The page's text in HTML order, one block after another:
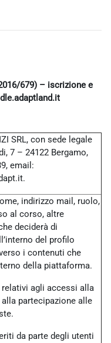
679) – iscrizione e
SRL, con sede legale
7 – 24122 Bergamo,
email:
indirizzo mail, ruolo,
al corso, altre
deciderà di
del profilo
i contenuti che
della piattaforma.
agli accessi alla
partecipazione alle
da parte degli utenti